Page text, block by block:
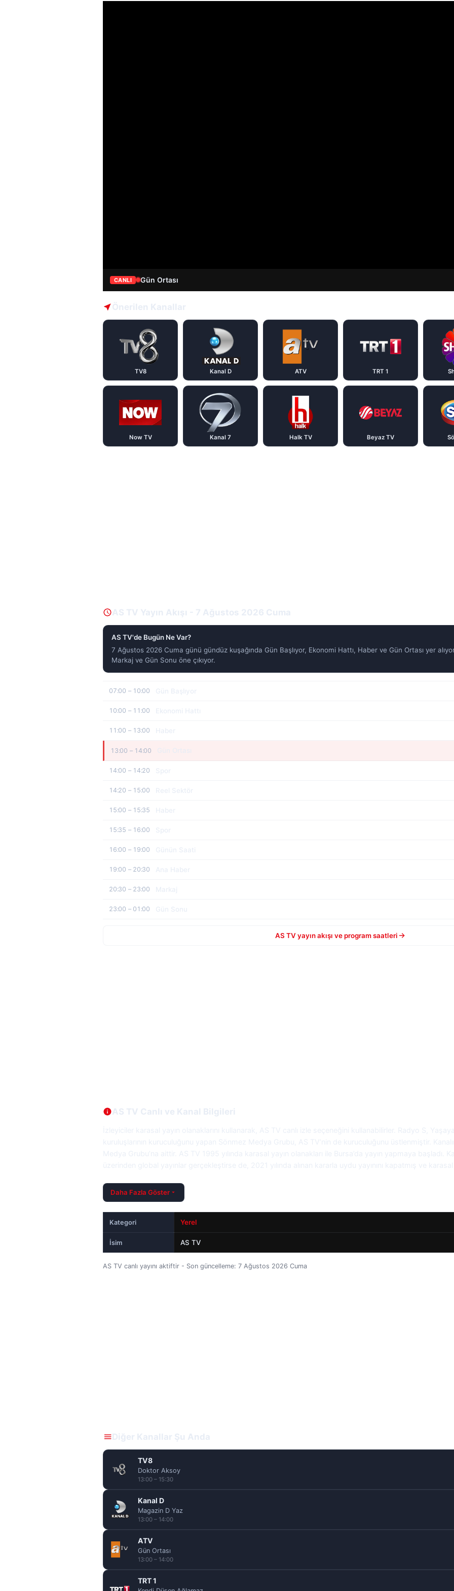
CANLI Gün Ortası
TV8 Kanal D ATV TRT 1
Now TV Kanal 7 Halk TV Beyaz TV
AS TV'de Bugün Ne Var?
7 Ağustos 2026 Cuma günü gündüz kuşağında Gün Başlıyor, Ekonomi Hattı, Haber ve Gün Ortası yer
Markaj ve Gün Sonu öne çıkıyor.
07:00 – 10:00
10:00 – 11:00
11:00 – 13:00
13:00 – 14:00
14:00 – 14:20
14:20 – 15:00
15:00 – 15:35
15:35 – 16:00
16:00 – 19:00
19:00 – 20:30
20:30 – 23:00
23:00 – 01:00
AS TV yayın akışı ve program saatleri
Daha Fazla Göster
Kategori Yerel
İsim AS TV
AS TV canlı yayını aktiftir - Son güncelleme: 7 Ağustos 2026 Cuma
TV8
Doktor Aksoy
13:00 – 15:30
Kanal D
Magazin D Yaz
13:00 – 14:00
ATV
Gün Ortası
13:00 – 14:00
TRT 1